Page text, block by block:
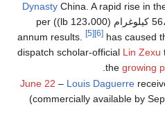
DynastyChina. A rapid rise in
over 40,000 chests (~56،000 كيلوغرام (123،000 lb)) per
annum results.
[5] [6]has caused
dispatch scholar-official Lin Zexu
the growing
June 22 – Louis Daguerre
(commercially available by